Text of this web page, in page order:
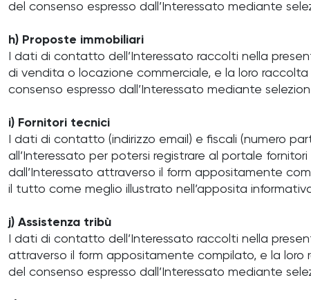
del consenso espresso dall’Interessato mediante
h) Proposte immobiliari
I dati di contatto dell’Interessato raccolti nella
di vendita o locazione commerciale, e la loro
consenso espresso dall’Interessato mediante
i) Fornitori tecnici
I dati di contatto (indirizzo email) e fiscali (numero
all’Interessato per potersi registrare al portale
dall’Interessato attraverso il form appositamente
il tutto come meglio illustrato nell’apposita
j) Assistenza tribù
I dati di contatto dell’Interessato raccolti nella
attraverso il form appositamente compilato, e la
del consenso espresso dall’Interessato mediante